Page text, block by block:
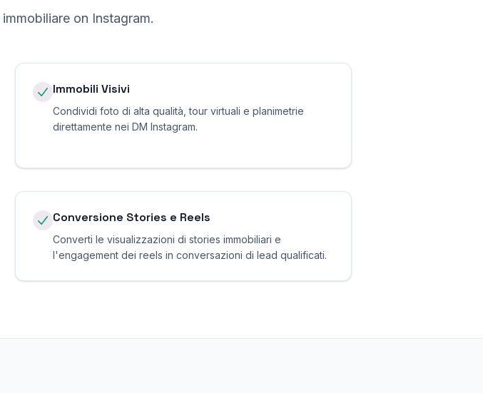
immobiliareon Instagram.
Immobili Visivi
Condividi foto di alta qualità, tour virtuali e planimetrie
direttamente nei DM Instagram.
Conversione Stories e Reels
Converti le visualizzazioni di stories immobiliari e
l'engagement dei reels in conversazioni di lead qualificati.